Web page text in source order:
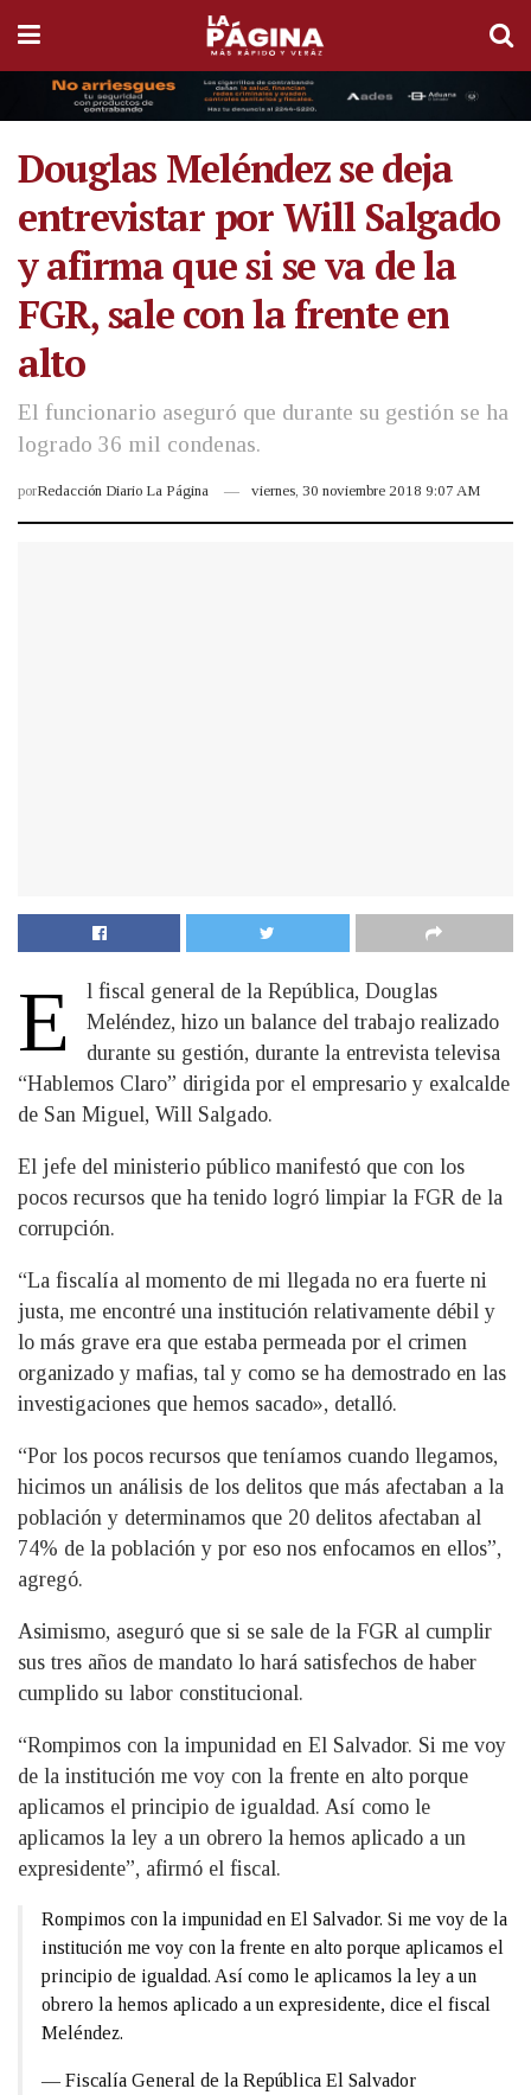
Douglas Meléndez se deja
entrevistar por Will Salgado
y afirma que si se va de la
FGR, sale con la frente en
alto
El funcionario aseguró que durante su gestión se ha
logrado 36 mil condenas.
porRedacción Diario La Página viernes, 30 noviembre 2018 9:07 AM
E
l fiscal general de la República, Douglas
Meléndez, hizo un balance del trabajo realizado
durante su gestión, durante la entrevista televisa
“Hablemos Claro” dirigida por el empresario y exalcalde
de San Miguel, Will Salgado.
El jefe del ministerio público manifestó que con los
pocos recursos que ha tenido logró limpiar la FGR de la
corrupción.
“La fiscalía al momento de mi llegada no era fuerte ni
justa, me encontré una institución relativamente débil y
lo más grave era que estaba permeada por el crimen
organizado y mafias, tal y como se ha demostrado en las
investigaciones que hemos sacado», detalló.
“Por los pocos recursos que teníamos cuando llegamos,
hicimos un análisis de los delitos que más afectaban a la
población y determinamos que 20 delitos afectaban al
74% de la población y por eso nos enfocamos en ellos”,
agregó.
Asimismo, aseguró que si se sale de la FGR al cumplir
sus tres años de mandato lo hará satisfechos de haber
cumplido su labor constitucional.
“Rompimos con la impunidad en El Salvador. Si me voy
de la institución me voy con la frente en alto porque
aplicamos el principio de igualdad. Así como le
aplicamos la ley a un obrero la hemos aplicado a un
expresidente”, afirmó el fiscal.
Rompimos con la impunidad en El Salvador. Si me voy de la
institución me voy con la frente en alto porque aplicamos el
principio de igualdad. Así como le aplicamos la ley a un
obrero la hemos aplicado a un expresidente, dice el fiscal
Meléndez.
— Fiscalía General de la República El Salvador